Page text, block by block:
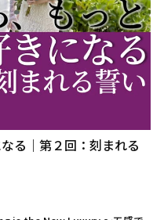
る｜第２回：刻まれる